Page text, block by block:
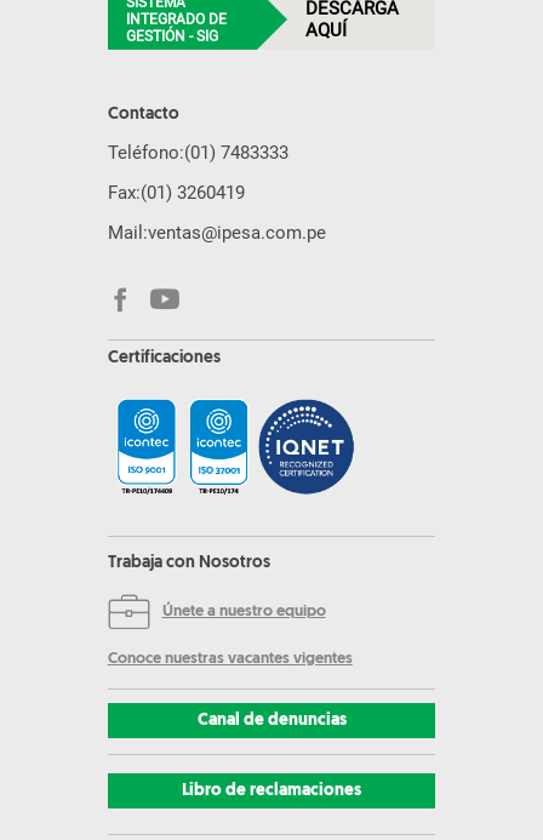
INTEGRADO DE
GESTIÓN - SIG
DESCARGA
AQUÍ
Contacto
Teléfono:(01) 7483333
Fax:(01) 3260419
Mail:ventas@ipesa.com.pe
Certificaciones
Trabaja con Nosotros
Únete a nuestro equipo
Conoce nuestras vacantes vigentes
Canal de denuncias
Libro de reclamaciones